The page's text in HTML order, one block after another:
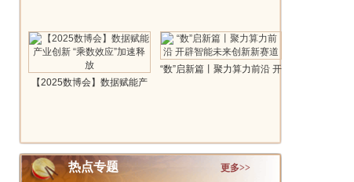
【2025数博会】数据赋能产
“数”启新篇丨聚力算力前沿 开
热点专题 更多>>